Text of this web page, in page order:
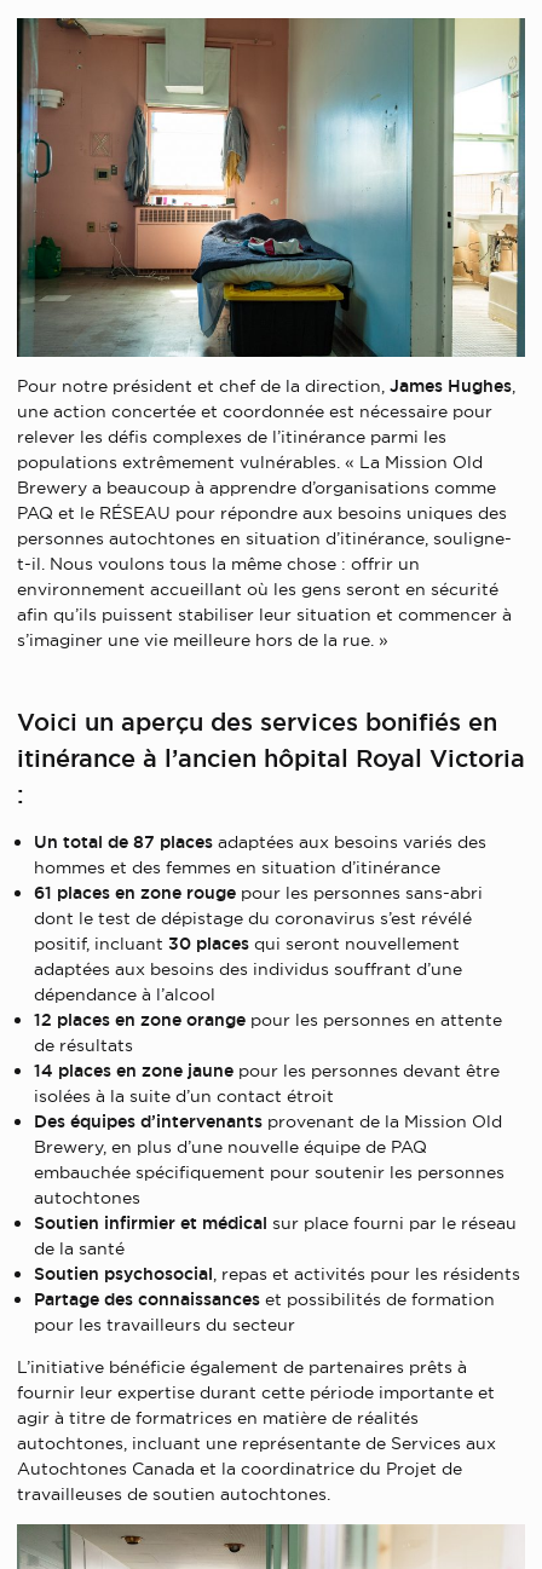
Pour notre président et chef de la direction, James Hughes,
une action concertée et coordonnée est nécessaire pour
relever les défis complexes de l’itinérance parmi les
populations extrêmement vulnérables. « La Mission Old
Brewery a beaucoup à apprendre d’organisations comme
PAQ et le RÉSEAU pour répondre aux besoins uniques des
personnes autochtones en situation d’itinérance, souligne-
t-il. Nous voulons tous la même chose : offrir un
environnement accueillant où les gens seront en sécurité
afin qu’ils puissent stabiliser leur situation et commencer à
s’imaginer une vie meilleure hors de la rue. »
Voici un aperçu des services bonifiés en
itinérance à l’ancien hôpital Royal Victoria
:
Un total de 87 places adaptées aux besoins variés des
hommes et des femmes en situation d’itinérance
61 places en zone rouge pour les personnes sans-abri
dont le test de dépistage du coronavirus s’est révélé
positif, incluant 30 places qui seront nouvellement
adaptées aux besoins des individus souffrant d’une
dépendance à l’alcool
12 places en zone orange pour les personnes en attente
de résultats
14 places en zone jaune pour les personnes devant être
isolées à la suite d’un contact étroit
Des équipes d’intervenants provenant de la Mission Old
Brewery, en plus d’une nouvelle équipe de PAQ
embauchée spécifiquement pour soutenir les personnes
autochtones
Soutien infirmier et médical sur place fourni par le réseau
de la santé
Soutien psychosocial, repas et activités pour les résidents
Partage des connaissances et possibilités de formation
pour les travailleurs du secteur
L’initiative bénéficie également de partenaires prêts à
fournir leur expertise durant cette période importante et
agir à titre de formatrices en matière de réalités
autochtones, incluant une représentante de Services aux
Autochtones Canada et la coordinatrice du Projet de
travailleuses de soutien autochtones.